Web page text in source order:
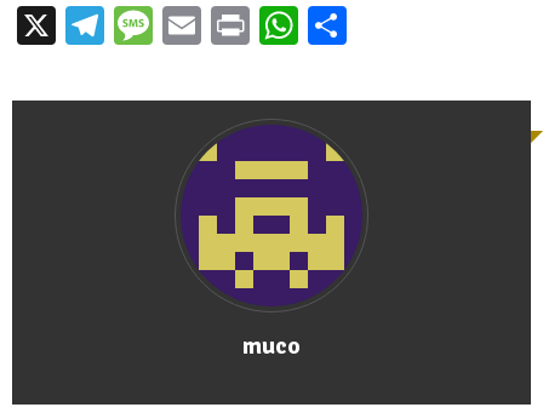
X Telegram
Message
EmailPrintWhatsApp
muco